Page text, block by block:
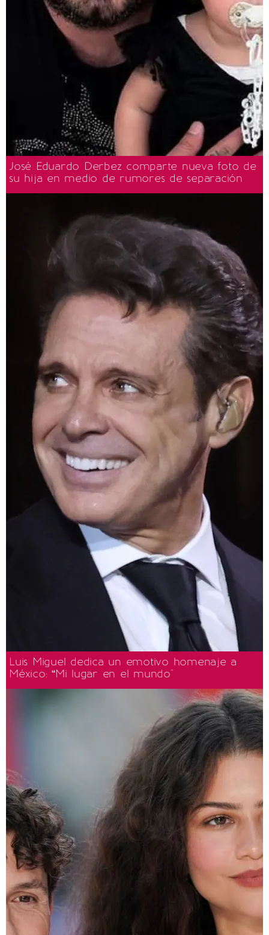
José Eduardo Derbez comparte nueva foto de
su hija en medio de rumores de separación
Luis Miguel dedica un emotivo homenaje a
México: “Mi lugar en el mundo"